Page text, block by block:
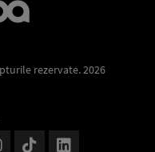
rezervate. 2026